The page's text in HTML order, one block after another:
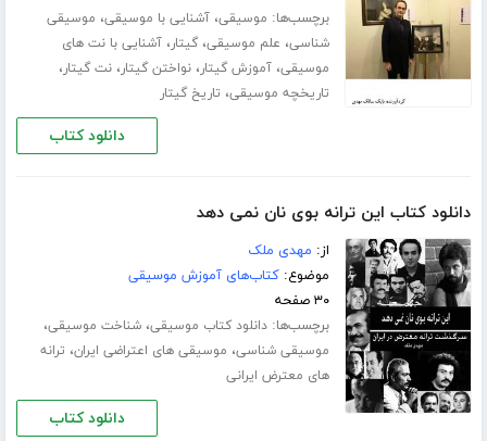
برچسب‌ها: موسیقی،آشنایی با موسیقی، موسیقی
شناسی، علم موسیقی،گیتار،آشنایی با نت های
موسیقی،آموزش گیتار،نواختن گیتار،نت گیتار،
تاریخچه موسیقی، تاریخ گیتار
دانلود کتاب
دانلود کتاب این ترانه بوی نان نمی دهد
از: مهدی ملک
موضوع:کتاب‌های آموزش موسیقی
۳۰ صفحه
برچسب‌ها:دانلود کتاب موسیقی،شناخت موسیقی،
موسیقی شناسی، موسیقی های اعتراضی ایران، ترانه
های معترض ایرانی
دانلود کتاب